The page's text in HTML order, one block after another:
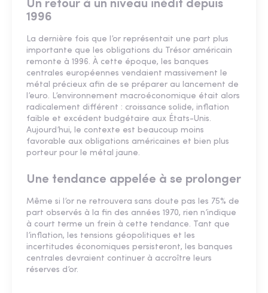
Un retour à un niveau inédit depuis
1996
La dernière fois que l’or représentait une part plus
importante que les obligations du Trésor américain
remonte à 1996. À cette époque, les banques
centrales européennes vendaient massivement le
métal précieux afin de se préparer au lancement de
l’euro. L’environnement macroéconomique était alors
radicalement différent : croissance solide, inflation
faible et excédent budgétaire aux États-Unis.
Aujourd’hui, le contexte est beaucoup moins
favorable aux obligations américaines et bien plus
porteur pour le métal jaune.
Une tendance appelée à se prolonger
Même si l’or ne retrouvera sans doute pas les 75% de
part observés à la fin des années 1970, rien n’indique
à court terme un frein à cette tendance. Tant que
l’inflation, les tensions géopolitiques et les
incertitudes économiques persisteront, les banques
centrales devraient continuer à accroître leurs
réserves d’or.